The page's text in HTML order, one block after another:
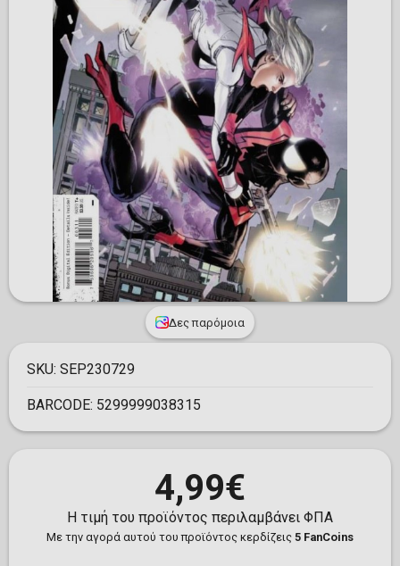
Δες παρόμοια
SKU: SEP230729
BARCODE: 5299999038315
4,99€
Η τιμή του προϊόντος περιλαμβάνει ΦΠΑ
Με την αγορά αυτού του προϊόντος κερδίζεις 5 FanCoins